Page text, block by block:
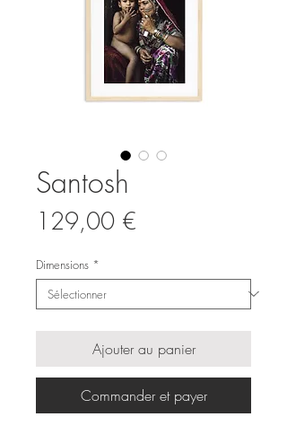
Santosh
129,00 €
Dimensions *
Ajouter au panier
Commander et payer